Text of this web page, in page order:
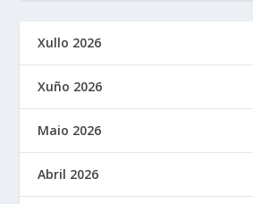
Xullo 2026
Xuño 2026
Maio 2026
Abril 2026